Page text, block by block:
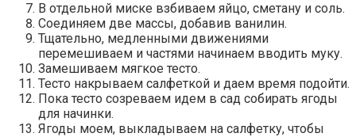
В отдельной миске взбиваем яйцо, сметану и соль.
Соединяем две массы, добавив ванилин.
Тщательно, медленными движениями
перемешиваем и частями начинаем вводить муку.
Замешиваем мягкое тесто.
Тесто накрываем салфеткой и даем время подойти.
Пока тесто созреваем идем в сад собирать ягоды
для начинки.
Ягоды моем, выкладываем на салфетку, чтобы